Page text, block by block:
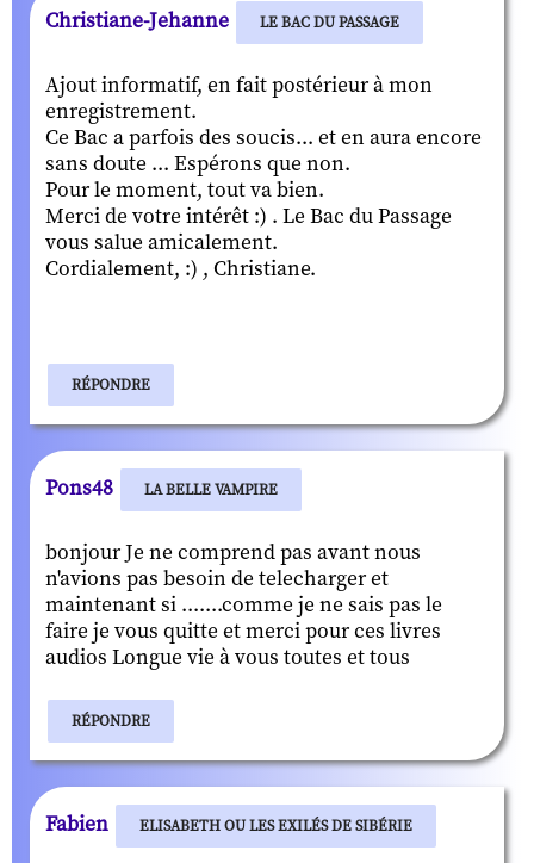
Christiane-Jehanne LE BAC DU PASSAGE
Ajout informatif, en fait postérieur à mon
enregistrement.
Ce Bac a parfois des soucis... et en aura encore
sans doute ... Espérons que non.
Pour le moment, tout va bien.
Merci de votre intérêt :) . Le Bac du Passage
vous salue amicalement.
Cordialement, :) , Christiane.
RÉPONDRE
Pons48 LA BELLE VAMPIRE
bonjour Je ne comprend pas avant nous
n'avions pas besoin de telecharger et
maintenant si .......comme je ne sais pas le
faire je vous quitte et merci pour ces livres
audios Longue vie à vous toutes et tous
RÉPONDRE
Fabien ELISABETH OU LES EXILÉS DE SIBÉRIE